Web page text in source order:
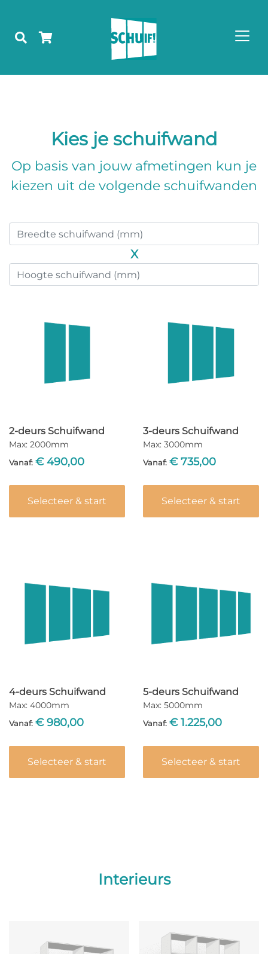
Kies je schuifwand
Op basis van jouw afmetingen kun je
kiezen uit de volgende schuifwanden
X
2-deurs Schuifwand
Max: 2000mm
Vanaf: €490,00
Selecteer & start
3-deurs Schuifwand
Max: 3000mm
Vanaf: €735,00
Selecteer & start
4-deurs Schuifwand
Max: 4000mm
Vanaf: €980,00
Selecteer & start
5-deurs Schuifwand
Max: 5000mm
Vanaf: €1.225,00
Selecteer & start
Interieurs